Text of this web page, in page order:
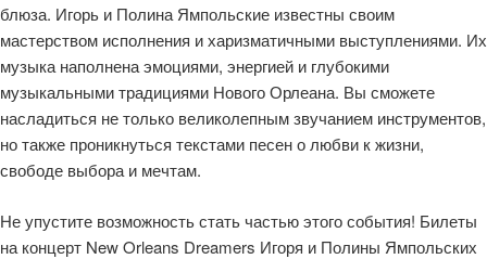
блюза. Игорь и Полина Ямпольские известны своим
мастерством исполнения и харизматичными выступлениями. Их
музыка наполнена эмоциями, энергией и глубокими
музыкальными традициями Нового Орлеана. Вы сможете
насладиться не только великолепным звучанием инструментов,
но также проникнуться текстами песен о любви к жизни,
свободе выбора и мечтам.
Не упустите возможность стать частью этого события! Билеты
на концерт New Orleans Dreamers Игоря и Полины Ямпольских